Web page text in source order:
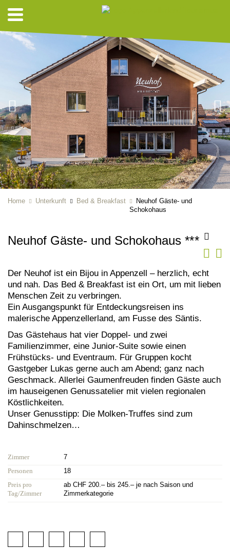
Home Unterkunft Bed & Breakfast
Neuhof Gäste- und
Schokohaus
Neuhof Gäste- und Schokohaus ***
Der Neuhof ist ein Bijou in Appenzell – herzlich, echt
und nah. Das Bed & Breakfast ist ein Ort, um mit lieben
Menschen Zeit zu verbringen.
Ein Ausgangspunkt für Entdeckungsreisen ins
malerische Appenzellerland, am Fusse des Säntis.
Das Gästehaus hat vier Doppel- und zwei
Familienzimmer, eine Junior-Suite sowie einen
Frühstücks- und Eventraum. Für Gruppen kocht
Gastgeber Lukas gerne auch am Abend; ganz nach
Geschmack. Allerlei Gaumenfreuden finden Gäste auch
im hauseigenen Genussatelier mit vielen regionalen
Köstlichkeiten.
Unser Genusstipp: Die Molken-Truffes sind zum
Dahinschmelzen…
Zimmer
7
Personen
18
Preis pro
Tag/Zimmer
ab CHF 200.– bis 245.– je nach Saison und
Zimmerkategorie